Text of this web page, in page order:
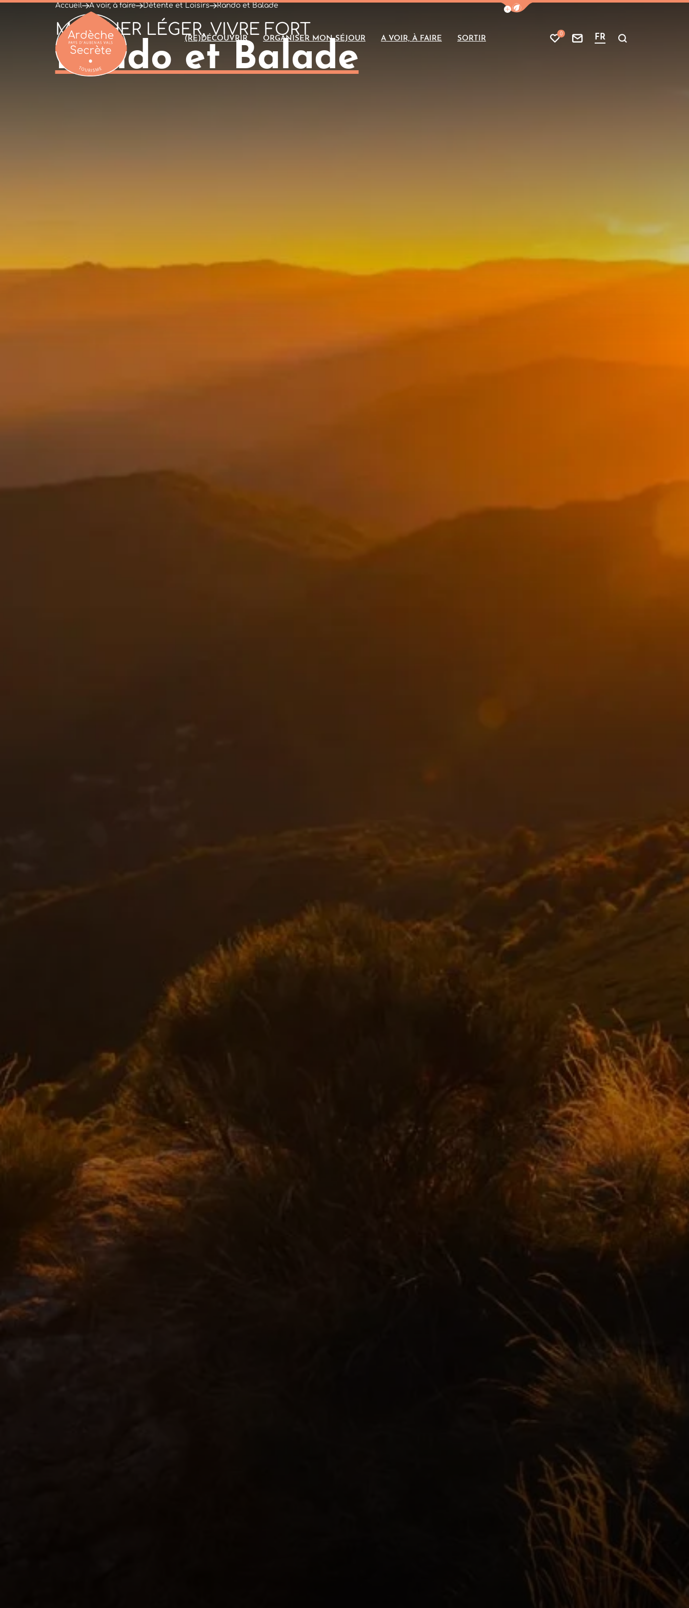
Afficher la barre de navigation du
(RE)DÉCOUVRIR ORGANISER MON SÉJOUR A VOIR, À FAIRE SORTIR Mes favoris
0
Nous contacter
FR Je recherche
Accueil À voir, à faire Détente et Loisirs Rando et Balade
MARCHER LÉGER, VIVRE FORT
Rando et Balade